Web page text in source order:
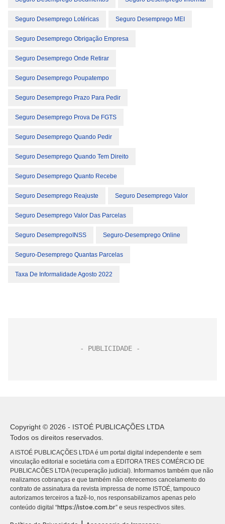
Seguro Desemprego Lotéricas Seguro Desemprego MEI
Seguro Desemprego Obrigação Empresa
Seguro Desemprego Onde Retirar
Seguro Desemprego Poupatempo
Seguro Desemprego Prazo Para Pedir
Seguro Desemprego Prova De FGTS
Seguro Desemprego Quando Pedir
Seguro Desemprego Quando Tem Direito
Seguro Desemprego Quanto Recebe
Seguro Desemprego Reajuste Seguro Desemprego Valor
Seguro Desemprego Valor Das Parcelas
Seguro DesempregoINSS Seguro-Desemprego Online
Seguro-Desemprego Quantas Parcelas
Taxa De Informalidade Agosto 2022
Copyright © 2026 - ISTOÉ PUBLICAÇÕES LTDA
Todos os direitos reservados.
A ISTOÉ PUBLICAÇÕES LTDA é um portal digital independente e sem
vinculação editorial e societária com a EDITORA TRES COMÉRCIO DE
PUBLICACÕES LTDA (recuperação judicial). Informamos também que não
realizamos cobranças e que também não oferecemos cancelamento do
contrato de assinatura da revista impressa de nome ISTOÉ, tampouco
autorizamos terceiros a fazê-lo, nos responsabilizamos apenas pelo
conteúdo digital “https://istoe.com.br” e seus respectivos sites.